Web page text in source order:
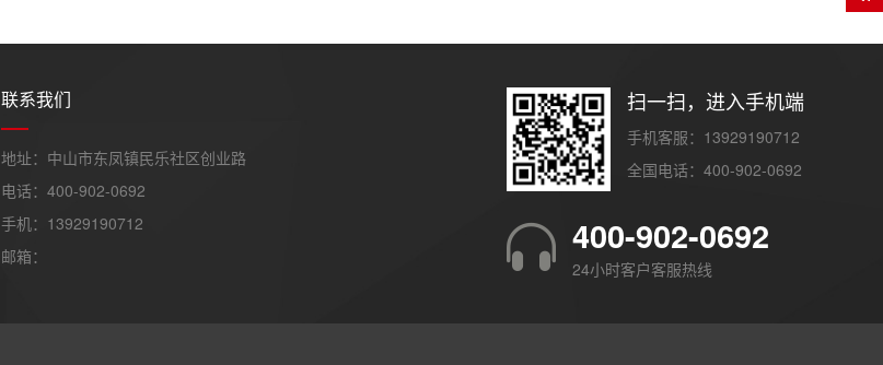
联系我们
地址：中山市东凤镇民乐社区创业路
电话：400-902-0692
手机：13929190712
邮箱：
扫一扫，进入手机端
手机客服：13929190712
全国电话：400-902-0692
400-902-0692
24小时客户客服热线